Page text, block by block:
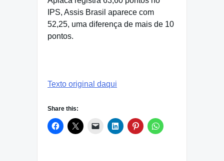
IPS, Assis Brasil aparece com
52,25, uma diferença de mais de 10
pontos.
Texto original daqui
Share this: